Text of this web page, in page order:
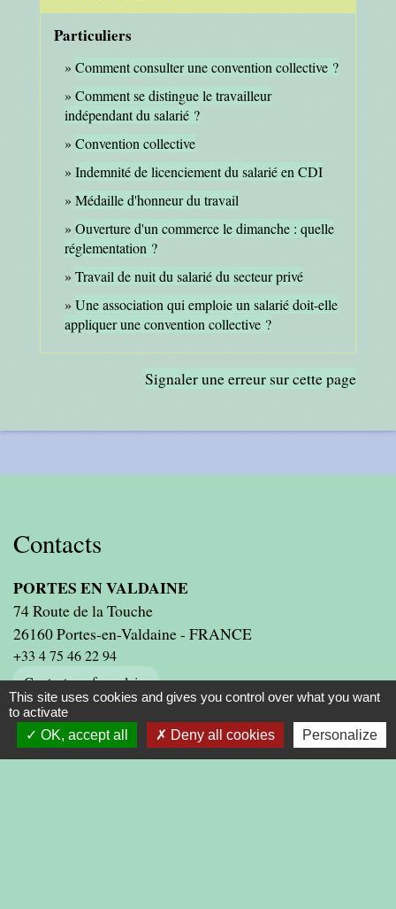
Particuliers
Comment consulter une convention collective ?
Comment se distingue le travailleur
indépendant du salarié ?
Convention collective
Indemnité de licenciement du salarié en CDI
Médaille d'honneur du travail
Ouverture d'un commerce le dimanche : quelle
réglementation ?
Travail de nuit du salarié du secteur privé
Une association qui emploie un salarié doit-elle
appliquer une convention collective ?
Signaler une erreur sur cette page
Contacts
PORTES EN VALDAINE
74 Route de la Touche
26160 Portes-en-Valdaine - FRANCE
+33 4 75 46 22 94
Contact par formulaire
Liens
This site uses cookies and gives you control over what you want
to activate
OK, accept all
Deny all cookies Personalize